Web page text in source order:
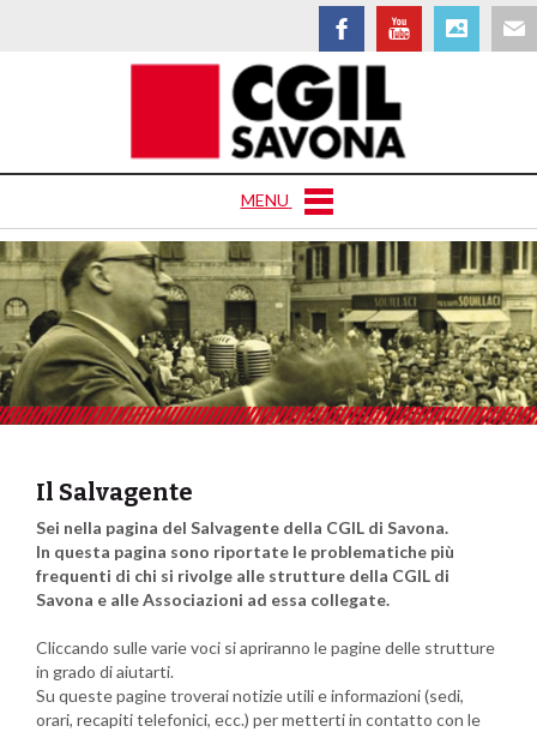
MENU
Il Salvagente
Sei nella pagina del Salvagente della CGIL di Savona.
In questa pagina sono riportate le problematiche più
frequenti di chi si rivolge alle strutture della CGIL di
Savona e alle Associazioni ad essa collegate.
Cliccando sulle varie voci si apriranno le pagine delle strutture
in grado di aiutarti.
Su queste pagine troverai notizie utili e informazioni (sedi,
orari, recapiti telefonici, ecc.) per metterti in contatto con le